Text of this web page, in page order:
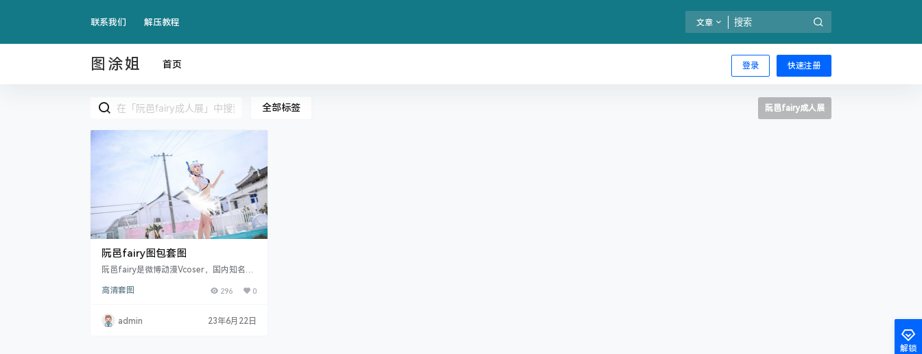
联系我们 解压教程 文章
图涂姐 登录 快速注册
首页
全部标签 阮邑fairy成人展
阮邑fairy图包套图
阮邑fairy是微博动漫Vcoser，国内知名的
微博的IP属地：上海，在其它的平台是没
拥有着45.7万的粉丝，有着超高的颜值和
傲人的身材，特别是那.
高清套图 296 0
admin 23年6月22日
解锁